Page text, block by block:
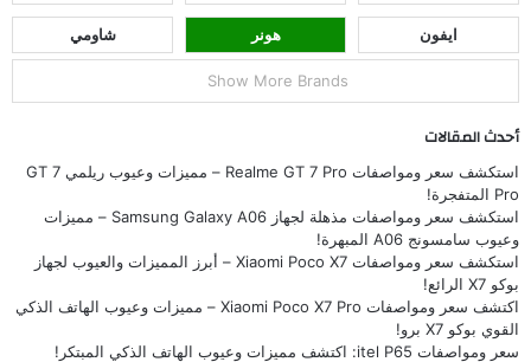
ايفون هونر شاومي
Show More Brands
أحدث المقالات
استكشف سعر ومواصفات Realme GT 7 Pro – مميزات وعيوب ريلمي GT 7
Pro المتفجرة!
استكشف سعر ومواصفات مذهلة لجهاز Samsung Galaxy A06 – مميزات
وعيوب سامسونج A06 المبهرة!
استكشف سعر ومواصفات Xiaomi Poco X7 – أبرز المميزات والعيوب لجهاز
بوكو X7 الرائع!
اكتشف سعر ومواصفات Xiaomi Poco X7 Pro – مميزات وعيوب الهاتف الذكي
القوي بوكو X7 برو!
سعر ومواصفات itel P65: اكتشف مميزات وعيوب الهاتف الذكي المبتكر!